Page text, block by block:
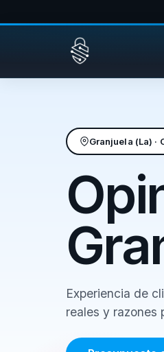
Granjuela (La) ·
Experiencia de
reales y razones